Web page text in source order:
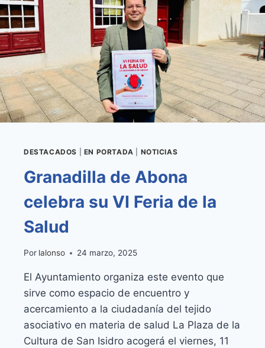
DRAGUITO
DESTACADOS EN PORTADA NOTICIAS
Granadilla de Abona
celebra su VI Feria de la
Salud
Por lalonso 24 marzo, 2025
El Ayuntamiento organiza este evento que
sirve como espacio de encuentro y
acercamiento a la ciudadanía del tejido
asociativo en materia de salud La Plaza de la
Cultura de San Isidro acogerá el viernes, 11